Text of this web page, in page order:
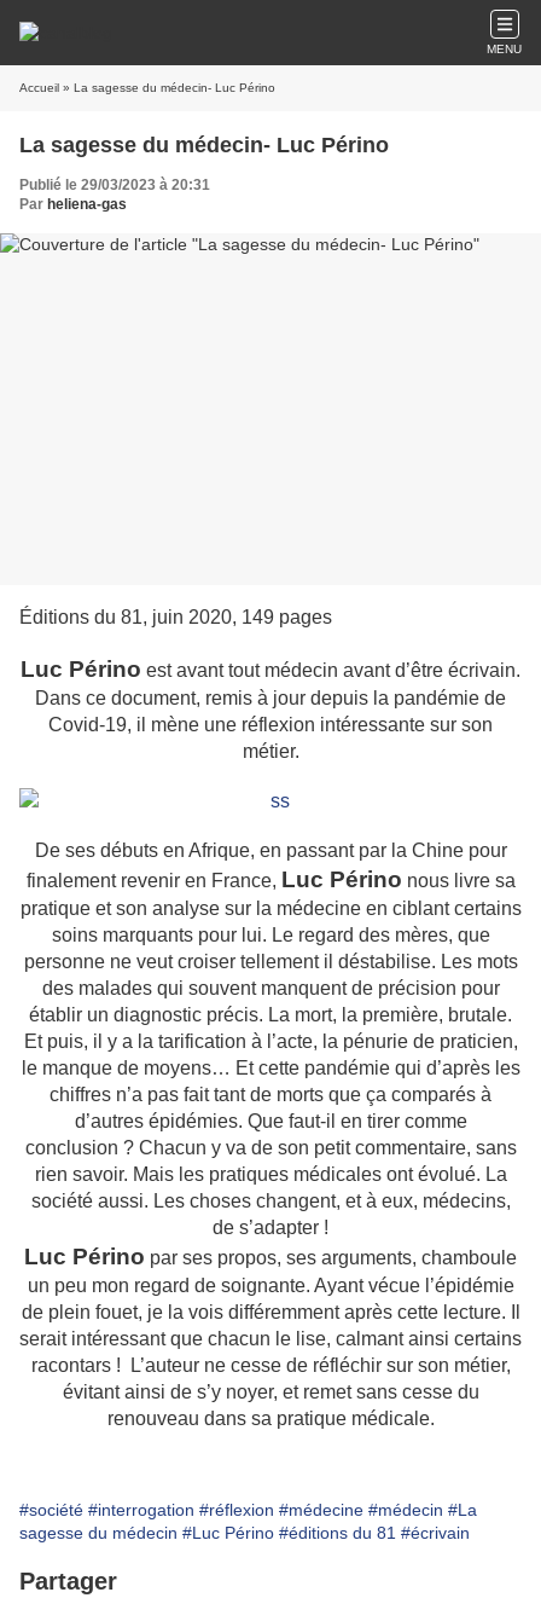
MENU
Accueil » La sagesse du médecin- Luc Périno
La sagesse du médecin- Luc Périno
Publié le 29/03/2023 à 20:31
Par heliena-gas
Éditions du 81, juin 2020, 149 pages
Luc Périno est avant tout médecin avant d’être écrivain.
Dans ce document, remis à jour depuis la pandémie de
Covid-19, il mène une réflexion intéressante sur son
métier.
De ses débuts en Afrique, en passant par la Chine pour
finalement revenir en France, Luc Périno nous livre sa
pratique et son analyse sur la médecine en ciblant certains
soins marquants pour lui. Le regard des mères, que
personne ne veut croiser tellement il déstabilise. Les mots
des malades qui souvent manquent de précision pour
établir un diagnostic précis. La mort, la première, brutale.
Et puis, il y a la tarification à l’acte, la pénurie de praticien,
le manque de moyens… Et cette pandémie qui d’après les
chiffres n’a pas fait tant de morts que ça comparés à
d’autres épidémies. Que faut-il en tirer comme
conclusion ? Chacun y va de son petit commentaire, sans
rien savoir. Mais les pratiques médicales ont évolué. La
société aussi. Les choses changent, et à eux, médecins,
de s’adapter !
Luc Périno par ses propos, ses arguments, chamboule
un peu mon regard de soignante. Ayant vécue l’épidémie
de plein fouet, je la vois différemment après cette lecture. Il
serait intéressant que chacun le lise, calmant ainsi certains
racontars ! L’auteur ne cesse de réfléchir sur son métier,
évitant ainsi de s’y noyer, et remet sans cesse du
renouveau dans sa pratique médicale.
#société #interrogation #réflexion #médecine #médecin #La
sagesse du médecin #Luc Périno #éditions du 81 #écrivain
Partager